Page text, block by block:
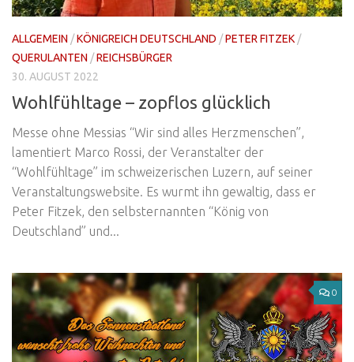
ALLGEMEIN /KÖNIGREICH DEUTSCHLAND /PETER FITZEK /
QUERULANTEN /REICHSBÜRGER
30. AUGUST 2022
Wohlfühltage – zopflos glücklich
Messe ohne Messias “Wir sind alles Herzmenschen”,
lamentiert Marco Rossi, der Veranstalter der
“Wohlfühltage” im schweizerischen Luzern, auf seiner
Veranstaltungswebsite. Es wurmt ihn gewaltig, dass er
Peter Fitzek, den selbsternannten “König von
Deutschland” und...
0